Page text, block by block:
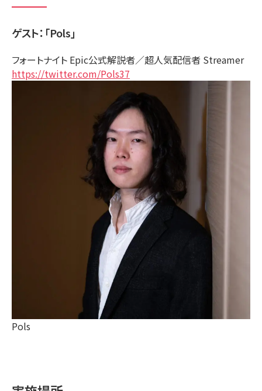
ゲスト：「Pols」
フォートナイト Epic公式解説者／超人気配信者 Streamer
https://twitter.com/Pols37
Pols